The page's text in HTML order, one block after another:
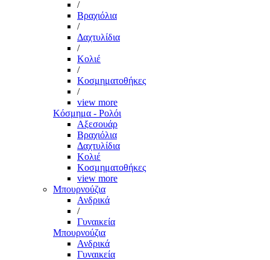
/
Βραχιόλια
/
Δαχτυλίδια
/
Κολιέ
/
Κοσμηματοθήκες
/
view more
Κόσμημα - Ρολόι
Αξεσουάρ
Βραχιόλια
Δαχτυλίδια
Κολιέ
Κοσμηματοθήκες
view more
Μπουρνούζια
Ανδρικά
/
Γυναικεία
Μπουρνούζια
Ανδρικά
Γυναικεία